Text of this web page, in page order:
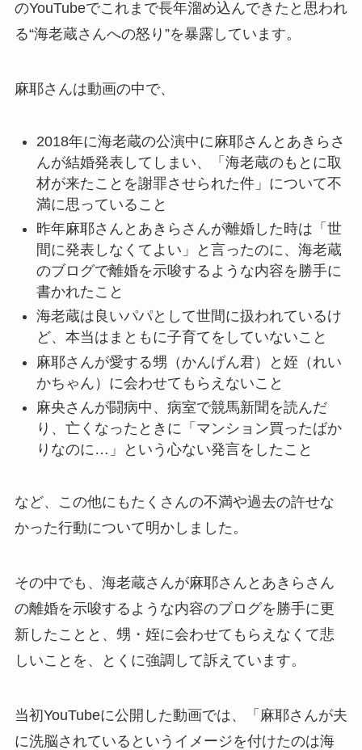
のYouTubeでこれまで長年溜め込んできたと思われ
る“海老蔵さんへの怒り”を暴露しています。
麻耶さんは動画の中で、
2018年に海老蔵の公演中に麻耶さんとあきらさ
んが結婚発表してしまい、「海老蔵のもとに取
材が来たことを謝罪させられた件」について不
満に思っていること
昨年麻耶さんとあきらさんが離婚した時は「世
間に発表しなくてよい」と言ったのに、海老蔵
のブログで離婚を示唆するような内容を勝手に
書かれたこと
海老蔵は良いパパとして世間に扱われているけ
ど、本当はまともに子育てをしていないこと
麻耶さんが愛する甥（かんげん君）と姪（れい
かちゃん）に会わせてもらえないこと
麻央さんが闘病中、病室で競馬新聞を読んだ
り、亡くなったときに「マンション買ったばか
りなのに…」という心ない発言をしたこと
など、この他にもたくさんの不満や過去の許せな
かった行動について明かしました。
その中でも、海老蔵さんが麻耶さんとあきらさん
の離婚を示唆するような内容のブログを勝手に更
新したことと、甥・姪に会わせてもらえなくて悲
しいことを、とくに強調して訴えています。
当初YouTubeに公開した動画では、「麻耶さんが夫
に洗脳されているというイメージを付けたのは海